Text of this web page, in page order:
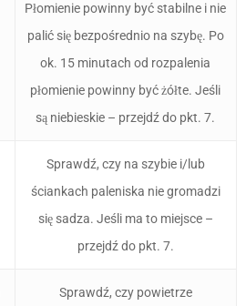
Płomienie powinny być stabilne i nie
palić się bezpośrednio na szybę. Po
ok. 15 minutach od rozpalenia
płomienie powinny być żółte. Jeśli
są niebieskie – przejdź do pkt. 7.
Sprawdź, czy na szybie i/lub
ściankach paleniska nie gromadzi
się sadza. Jeśli ma to miejsce –
przejdź do pkt. 7.
Sprawdź, czy powietrze